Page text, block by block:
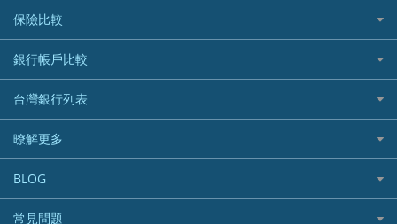
航空哩程回饋
加油優惠
分期零利率優惠
首刷禮優惠
網購優惠
行動支付優惠
貸款計算機
車貸計算機
精選貸款推薦
信貸利率比較
一般個人貸款
優質客戶貸款
小額借款
機器人投資
加密貨幣
外幣定存
保險比較
住宅險
汽車保險
機車保險
寵物險
銀行帳戶比較
財富管理帳戶
數位存款帳戶
美元定存
台灣銀行列表
銀行與合作機構列表
銀行客服電話
暸解更多
加入我們
訂閱電子報
BLOG
專欄文章
常見問題